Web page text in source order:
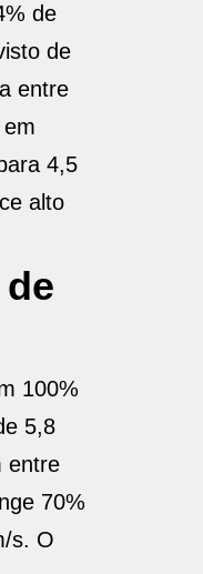
de
de
entre
4,5
alto
100%
5,8
entre
70%
s. O